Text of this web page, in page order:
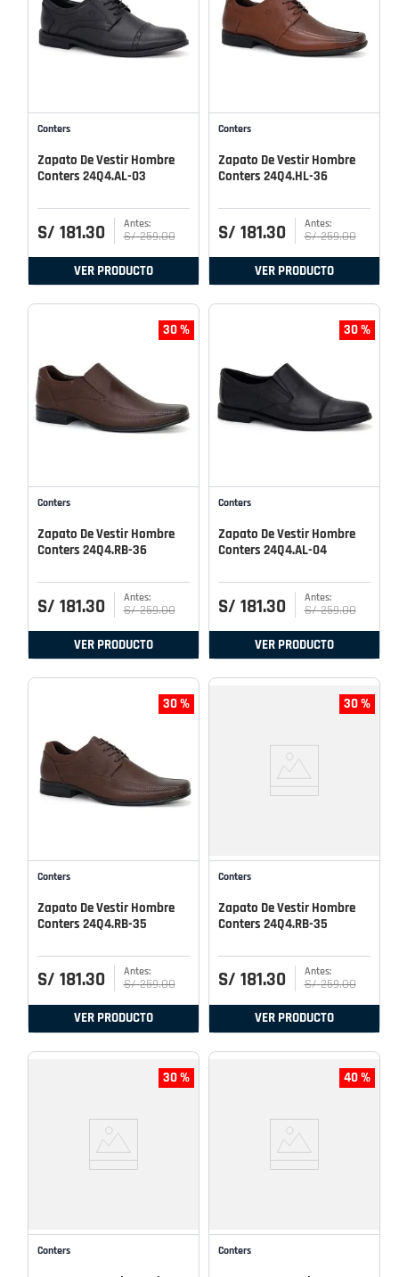
Conters
Zapato De Vestir Hombre
Conters 24Q4.AL-03
S/ 181.30 S/ 259.00
VER PRODUCTO
Conters
Zapato De Vestir Hombre
Conters 24Q4.HL-36
S/ 181.30 S/ 259.00
VER PRODUCTO
30 %
Conters
Zapato De Vestir Hombre
Conters 24Q4.RB-36
S/ 181.30 S/ 259.00
VER PRODUCTO
30 %
Conters
Zapato De Vestir Hombre
Conters 24Q4.AL-04
S/ 181.30 S/ 259.00
VER PRODUCTO
30 %
Conters
Zapato De Vestir Hombre
Conters 24Q4.RB-35
S/ 181.30 S/ 259.00
VER PRODUCTO
30 %
Conters
Zapato De Vestir Hombre
Conters 24Q4.RB-35
S/ 181.30 S/ 259.00
VER PRODUCTO
30 %
Conters
40 %
Conters